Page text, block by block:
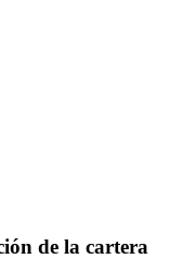
de la cartera